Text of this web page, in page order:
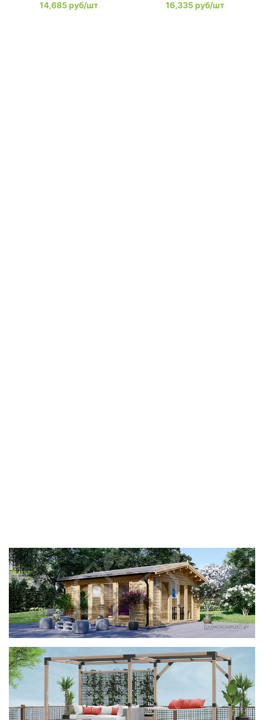
14,685 руб/шт 16,335 руб/шт
фотогалерея
ДОМИКИ